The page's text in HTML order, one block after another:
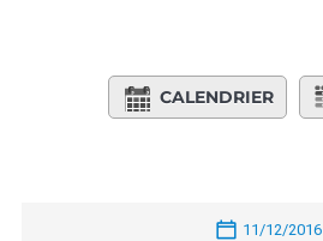
CALENDRIER
11/12/2016